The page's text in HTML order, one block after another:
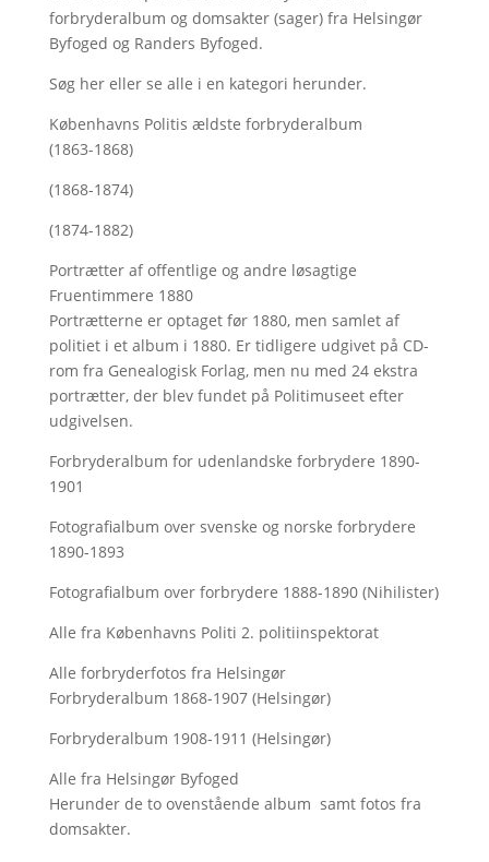
forbryderalbum og domsakter (sager) fra Helsingør
Byfoged og Randers Byfoged.
Søg hereller se alle i en kategori herunder.
Københavns Politis ældste forbryderalbum
(1863-1868)
(1868-1874)
(1874-1882)
Portrætter af offentlige og andre løsagtige
Fruentimmere 1880
Portrætterne er optaget før 1880, men samlet af
politiet i et album i 1880. Er tidligere udgivet på CD-
rom fra Genealogisk Forlag, men nu med 24 ekstra
portrætter, der blev fundet på Politimuseet efter
udgivelsen.
Forbryderalbum for udenlandske forbrydere 1890-
1901
Fotografialbum over svenske og norske forbrydere
1890-1893
Fotografialbum over forbrydere 1888-1890 (Nihilister)
Alle fra Københavns Politi 2. politiinspektorat
Alle forbryderfotos fra Helsingør
Forbryderalbum 1868-1907 (Helsingør)
Forbryderalbum 1908-1911 (Helsingør)
Alle fra Helsingør Byfoged
Herunder de to ovenstående album samt fotos fra
domsakter.